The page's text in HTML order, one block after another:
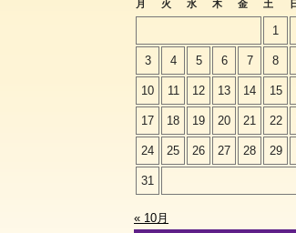
月 火 水 木 金 土
1
3 4 5 6 7 8
10 11 12 13 14 15
17 18 19 20 21 22
24 25 26 27 28 29
31
« 10月